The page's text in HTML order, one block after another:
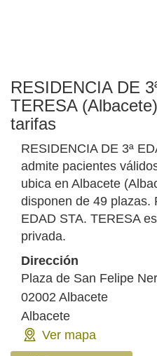
RESIDENCIA DE
TERESA
tarifas
RESIDENCIA DE 3ª
admite pacientes
ubica en Albacete
disponen de 49 plazas.
EDAD STA. TERESA
privada.
Dirección
Plaza de San Felipe
02002 Albacete
Albacete
Ver mapa